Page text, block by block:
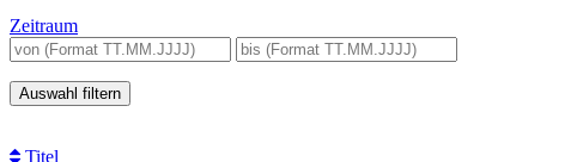
Zeitraum
Beginn
von
bis
Titel